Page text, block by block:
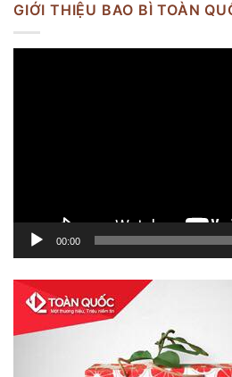
GIỚI THIỆU BAO BÌ TOÀN
00:00